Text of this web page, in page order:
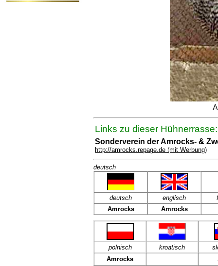
Links zu dieser Hühnerrasse:
Sonderverein der Amrocks- &
http://amrocks.repage.de (mit Werbung)
deutsch
deutsch englisch
Amrocks
Amrocks
polnisch kroatisch
Amrocks